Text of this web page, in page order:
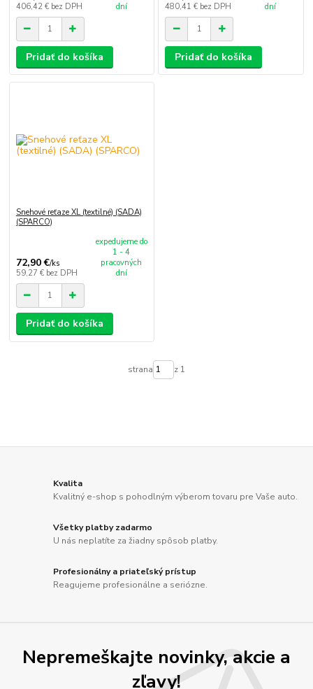
406,42 € bez DPH
dní
Pridať do košíka
480,41 € bez DPH
dní
Pridať do košíka
Snehové reťaze XL (textilné) (SADA)
(SPARCO)
72,90 €/ks
59,27 € bez DPH
expedujeme do
1 - 4
pracovných
dní
Pridať do košíka
strana z 1
Kvalita
Kvalitný e-shop s pohodlným výberom tovaru pre Vaše auto.
Všetky platby zadarmo
U nás neplatíte za žiadny spôsob platby.
Profesionálny a priateľský prístup
Reagujeme profesionálne a seriózne.
Nepremeškajte novinky, akcie a
zľavy!